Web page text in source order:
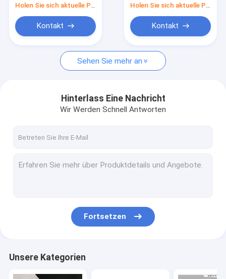
Kontakt Kontakt
Sehen Sie mehr an
Hinterlass Eine Nachricht
Wir Werden Schnell Antworten
Fortsetzen
Unsere Kategorien